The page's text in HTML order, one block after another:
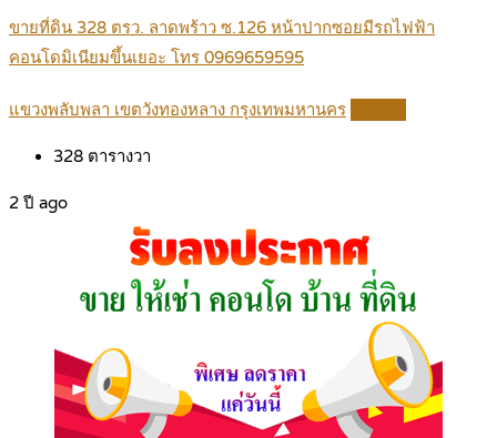
ขายที่ดิน 328 ตรว. ลาดพร้าว ซ.126 หน้าปากซอยมีรถไฟฟ้า
คอนโดมิเนียมขึ้นเยอะ โทร 0969659595
แขวงพลับพลา เขตวังทองหลาง กรุงเทพมหานคร
328 ตารางวา
2 ปี ago